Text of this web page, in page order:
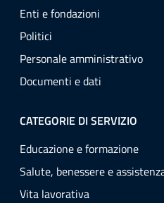
Enti e fondazioni
Politici
Personale amministrativo
Documenti e dati
CATEGORIE DI SERVIZIO
Educazione e formazione
Salute, benessere e
Vita lavorativa